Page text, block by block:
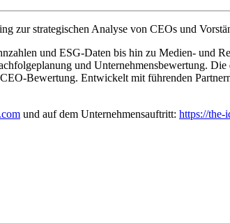
zur strategischen Analyse von CEOs und
und ESG-Daten bis hin zu Medien- und
und Unternehmensbewertung. Die
Bewertung. Entwickelt mit führenden
und auf dem Unternehmensauftritt: https://the-